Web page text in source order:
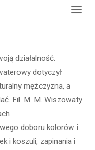
działalność.
dotyczył
mężczyzna, a
Fil. M. M. Wiszowaty
doboru kolorów i
i koszuli, zapinania i